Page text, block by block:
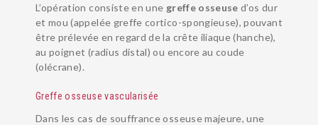
L’opération consiste en une greffe osseuse d’os dur
et mou (appelée greffe cortico-spongieuse), pouvant
être prélevée en regard de la crête iliaque (hanche),
au poignet (radius distal) ou encore au coude
(olécrane).
Greffe osseuse vascularisée
Dans les cas de souffrance osseuse majeure, une